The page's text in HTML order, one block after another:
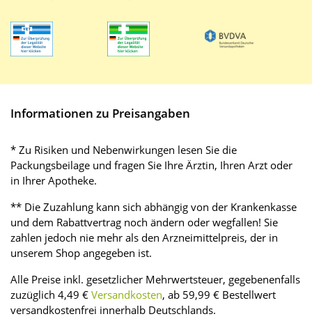
Informationen zu Preisangaben
* Zu Risiken und Nebenwirkungen lesen Sie die
Packungsbeilage und fragen Sie Ihre Ärztin, Ihren Arzt oder
in Ihrer Apotheke.
** Die Zuzahlung kann sich abhängig von der Krankenkasse
und dem Rabattvertrag noch ändern oder wegfallen! Sie
zahlen jedoch nie mehr als den Arzneimittelpreis, der in
unserem Shop angegeben ist.
Alle Preise inkl. gesetzlicher Mehrwertsteuer, gegebenenfalls
zuzüglich 4,49 € Versandkosten, ab 59,99 € Bestellwert
versandkostenfrei innerhalb Deutschlands.